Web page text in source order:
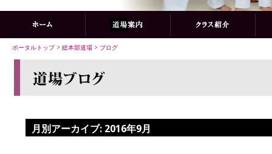
ポータルトップ> 総本部道場 > ブログ
月別アーカイブ: 2016年9月